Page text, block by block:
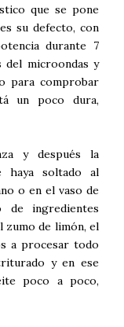
que se pone
su defecto, con
durante 7
del microondas y
para comprobar
un poco dura,
y después la
haya soltado al
o en el vaso de
de ingredientes
zumo de limón, el
a procesar todo
y en ese
poco a poco,